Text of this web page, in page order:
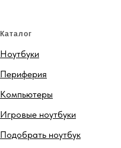
Каталог
Ноутбуки
Периферия
Компьютеры
Игровые ноутбуки
Подобрать ноутбук